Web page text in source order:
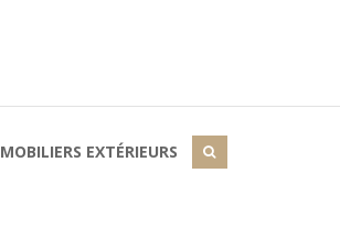
MOBILIERS EXTÉRIEURS